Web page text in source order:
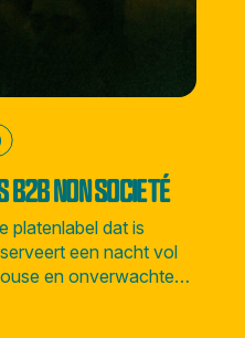
NON SOCIETÉ
platenlabel dat is
een nacht vol
en onverwachte
van de wereld.